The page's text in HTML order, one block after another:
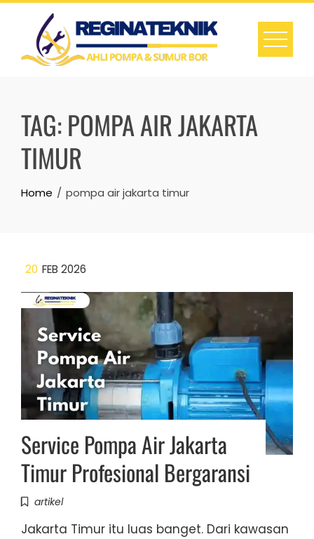
Skip
content
TAG:POMPA AIR JAKARTA
TIMUR
Home pompa air jakarta timur
20 FEB 2026
Service Pompa Air Jakarta
Timur Profesional Bergaransi
artikel
Jakarta Timur itu luas banget. Dari kawasan